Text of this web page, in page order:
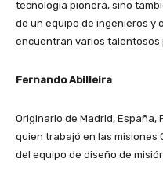
tecnología pionera, sino
de un equipo de ingenieros y
encuentran varios talentosos
Fernando Abilleira
Originario de Madrid, España,
quien trabajó en las misiones
del equipo de diseño de